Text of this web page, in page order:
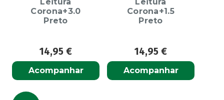
Corona+3.0
Preto
14,95 €
Acompanhar
Corona+1.5
Preto
14,95 €
Acompanhar